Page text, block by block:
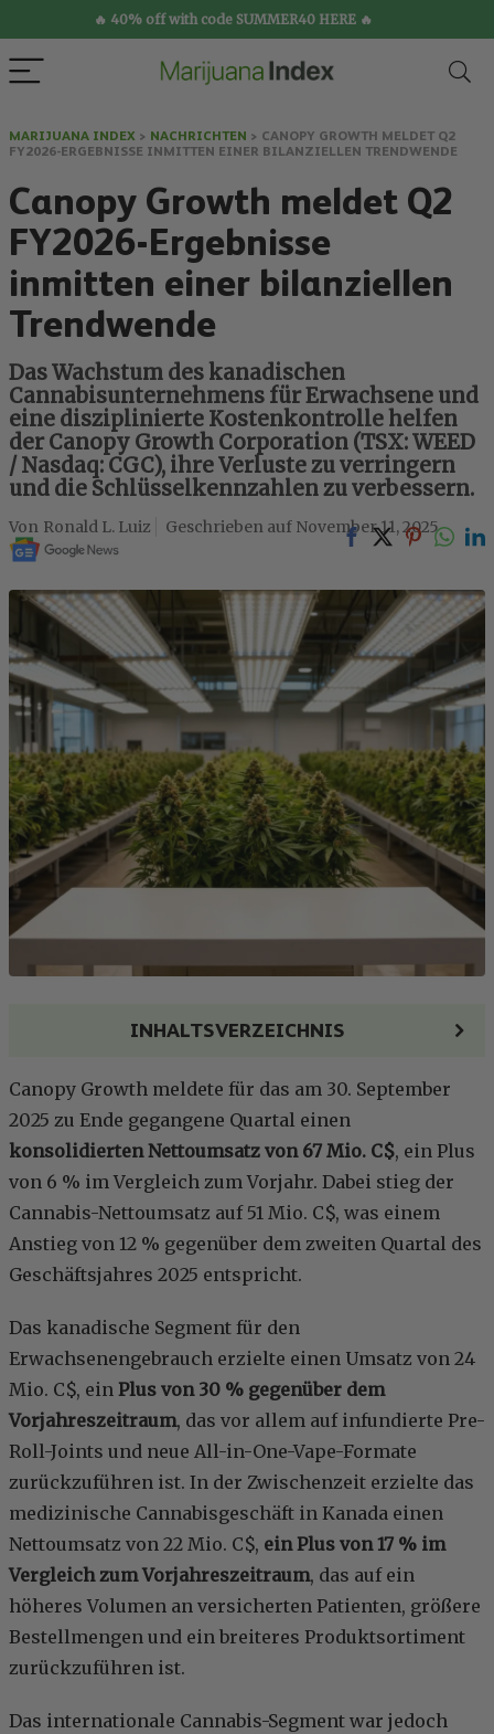
🔥 40% off with code SUMMER40 HERE 🔥
MARIJUANA INDEX > NACHRICHTEN > CANOPY GROWTH MELDET Q2
FY2026-ERGEBNISSE INMITTEN EINER BILANZIELLEN TRENDWENDE
Canopy Growth meldet Q2
FY2026-Ergebnisse
inmitten einer bilanziellen
Trendwende
Das Wachstum des kanadischen
Cannabisunternehmens für Erwachsene und
eine disziplinierte Kostenkontrolle helfen
der Canopy Growth Corporation (TSX: WEED
/ Nasdaq: CGC), ihre Verluste zu verringern
und die Schlüsselkennzahlen zu verbessern.
Ronald L. Luiz November 11, 2025
INHALTSVERZEICHNIS
Canopy Growth meldete für das am 30. September
2025 zu Ende gegangene Quartal einen
konsolidierten Nettoumsatz von 67 Mio. C$, ein Plus
von 6 % im Vergleich zum Vorjahr. Dabei stieg der
Cannabis-Nettoumsatz auf 51 Mio. C$, was einem
Anstieg von 12 % gegenüber dem zweiten Quartal des
Geschäftsjahres 2025 entspricht.
Das kanadische Segment für den
Erwachsenengebrauch erzielte einen Umsatz von 24
Mio. C$, ein Plus von 30 % gegenüber dem
Vorjahreszeitraum, das vor allem auf infundierte Pre-
Roll-Joints und neue All-in-One-Vape-Formate
zurückzuführen ist. In der Zwischenzeit erzielte das
medizinische Cannabisgeschäft in Kanada einen
Nettoumsatz von 22 Mio. C$, ein Plus von 17 % im
Vergleich zum Vorjahreszeitraum, das auf ein
höheres Volumen an versicherten Patienten, größere
Bestellmengen und ein breiteres Produktsortiment
zurückzuführen ist.
Das internationale Cannabis-Segment war jedoch